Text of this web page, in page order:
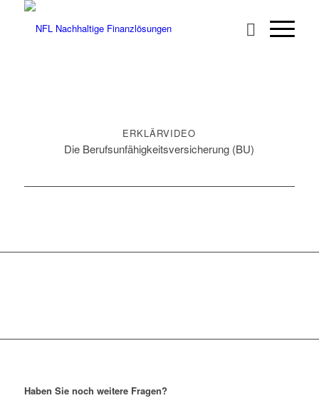
ERKLÄRVIDEO
Die Berufsunfähigkeitsversicherung (BU)
Haben Sie noch weitere Fragen?